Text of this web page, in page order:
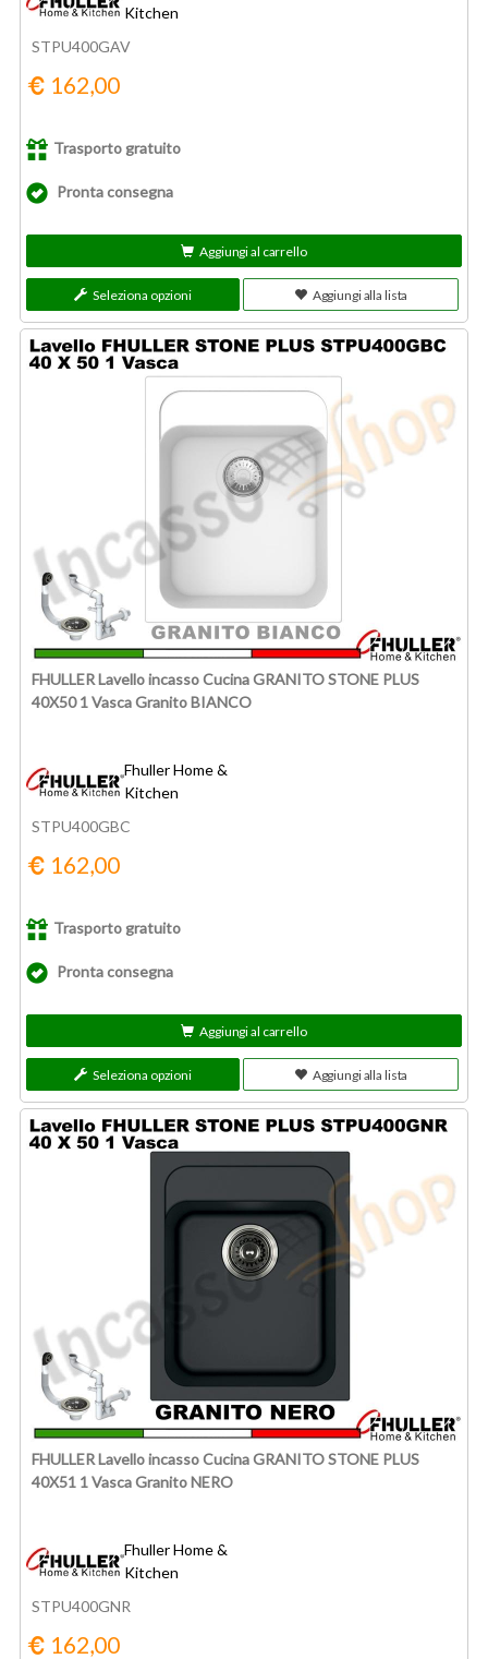
Kitchen
STPU400GAV
162,00
Trasporto gratuito
Pronta consegna
Aggiungi al carrello
Seleziona opzioni Aggiungi alla lista
FHULLER Lavello incasso Cucina GRANITO STONE PLUS
40X50 1 Vasca Granito BIANCO
Fhuller Home &
Kitchen
STPU400GBC
162,00
Trasporto gratuito
Pronta consegna
Aggiungi al carrello
Seleziona opzioni Aggiungi alla lista
FHULLER Lavello incasso Cucina GRANITO STONE PLUS
40X51 1 Vasca Granito NERO
Fhuller Home &
Kitchen
STPU400GNR
162,00